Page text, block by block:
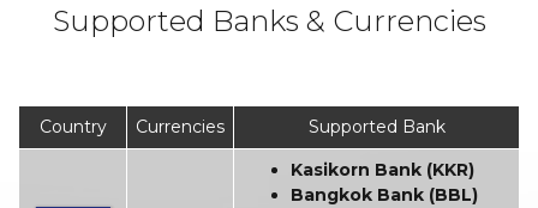
Supported Banks & Currencies
Country Currencies Supported Bank
Kasikorn Bank (KKR)
Bangkok Bank (BBL)